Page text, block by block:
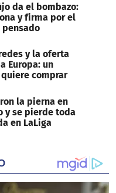
da el bombazo:
y firma por el
y la oferta
Europa: un
comprar
la pierna en
y se pierde toda
en LaLiga